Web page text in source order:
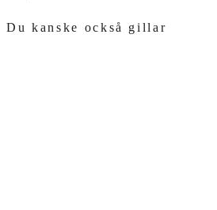
Du kanske också gillar